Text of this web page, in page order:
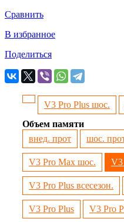
Сравнить
В избранное
Поделиться
V3 Pro Plus шос.
Объем памяти
внед. прот
шос.
V3 Pro Max шос. V3
V3 Pro Plus всесезон.
V3 Pro Plus
V3 Pro